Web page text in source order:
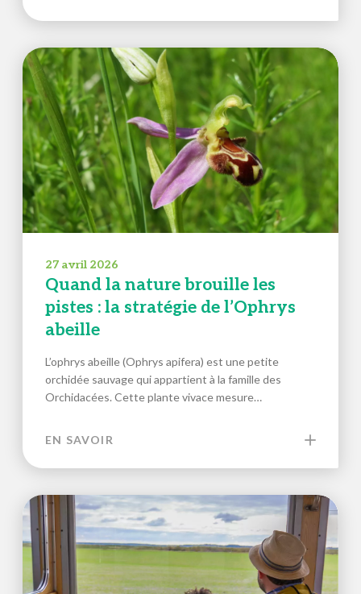
27 avril 2026
Quand la nature brouille les
pistes : la stratégie de l’Ophrys
abeille
L’ophrys abeille (Ophrys apifera) est une petite
orchidée sauvage qui appartient à la famille des
Orchidacées. Cette plante vivace mesure…
EN SAVOIR